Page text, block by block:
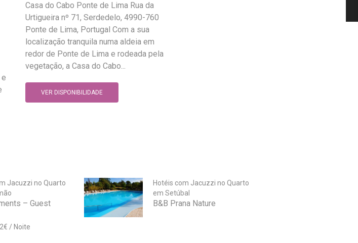
Casa do Cabo Ponte de Lima Rua da
Urtigueira nº 71, Serdedelo, 4990-760
Ponte de Lima, Portugal Com a sua
localização tranquila numa aldeia em
redor de Ponte de Lima e rodeada pela
vegetação, a Casa do Cabo...
VER DISPONIBILIDADE
Jacuzzi no Quarto
– Guest
€
Hotéis com Jacuzzi no Quarto
em Setúbal
B&B Prana Nature